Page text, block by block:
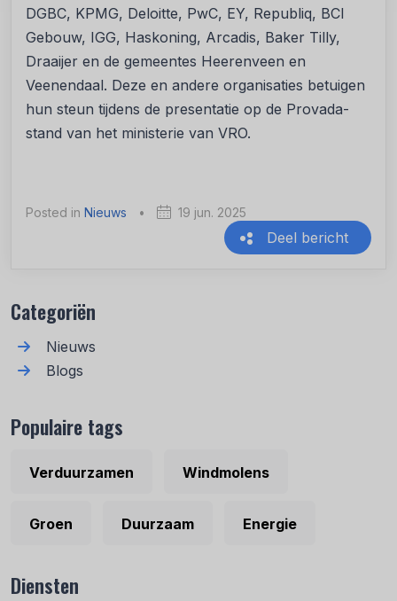
DGBC, KPMG, Deloitte, PwC, EY, Republiq, BCI
Gebouw, IGG, Haskoning, Arcadis, Baker Tilly,
Draaijer en de gemeentes Heerenveen en
Veenendaal. Deze en andere organisaties betuigen
hun steun tijdens de presentatie op de Provada-
stand van het ministerie van VRO.
Posted in Nieuws • 19 jun. 2025
Deel bericht
Categoriën
Nieuws
Blogs
Populaire tags
Verduurzamen Windmolens
Groen Duurzaam Energie
Diensten